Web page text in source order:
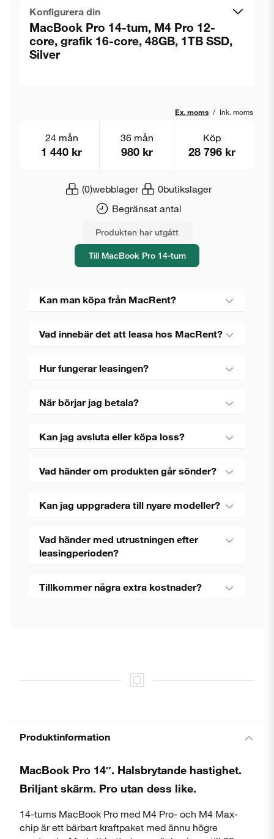
Konfigurera din
MacBook Pro 14-tum, M4 Pro 12-
core, grafik 16-core, 48GB, 1TB SSD,
Silver
Ex. moms / Ink. moms
(0)webblager 0butikslager
Begränsat antal
24 mån
1 440 kr
36 mån
980 kr
Köp
28 796 kr
Produkten har utgått
Till MacBook Pro 14-tum
Kan man köpa från MacRent?
Vad innebär det att leasa hos MacRent?
Hur fungerar leasingen?
När börjar jag betala?
Kan jag avsluta eller köpa loss?
Vad händer om produkten går sönder?
Kan jag uppgradera till nyare modeller?
Vad händer med utrustningen efter
leasingperioden?
Tillkommer några extra kostnader?
Produktinformation
MacBook Pro 14″. Halsbrytande hastighet.
Briljant skärm. Pro utan dess like.
14-tums MacBook Pro med M4 Pro- och M4 Max-
chip är ett bärbart kraftpaket med ännu högre